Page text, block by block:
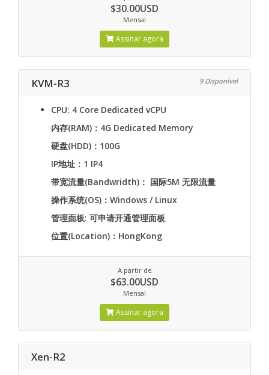
$30.00USD
Mensal
Assinar agora
KVM-R3 9 Disponível
CPU: 4 Core Dedicated vCPU
内存(RAM)：4G Dedicated Memory
硬盘(HDD)：100G
IP地址：1 IP4
带宽流量(Bandwridth)： 国际5M 无限流量
操作系统(OS)：Windows / Linux
管理面板: 可申请开通管理面板
位置(Location)：HongKong
A partir de
$63.00USD
Mensal
Assinar agora
Xen-R2